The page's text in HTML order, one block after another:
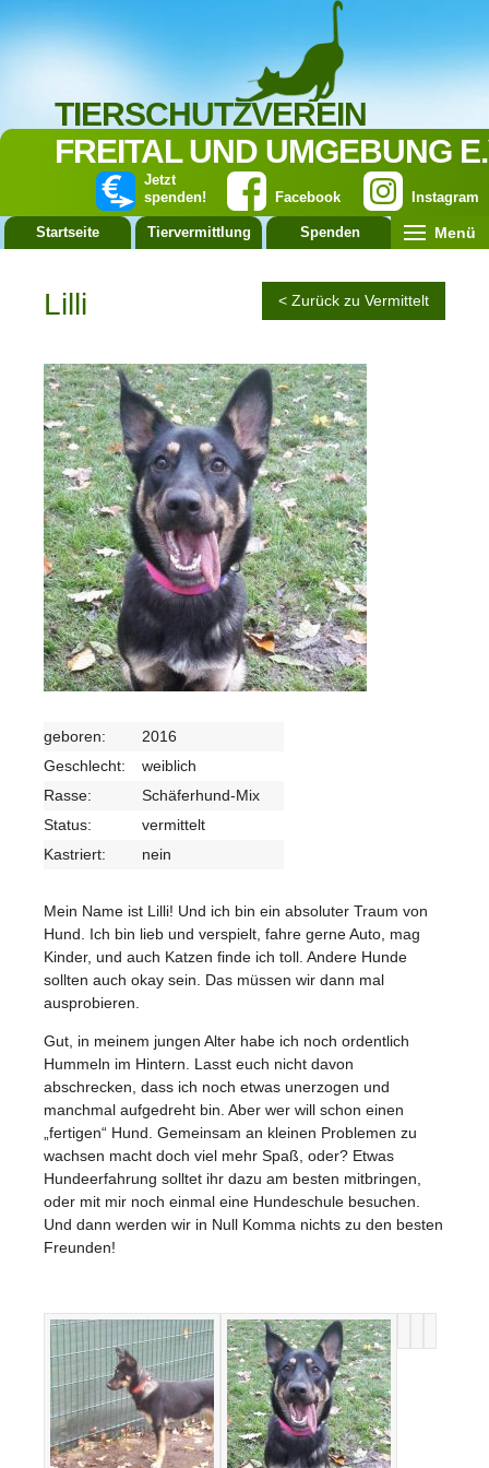
TIERSCHUTZVEREIN
FREITAL UND UMGEBUNG
Instagram
Facebook
Jetzt
spenden!
Startseite Tiervermittlung Spenden Menü
Lilli < Zurück zu Vermittelt
geboren:
2016
Geschlecht:
weiblich
Rasse:
Schäferhund-Mix
Status:
vermittelt
Kastriert:
nein
Mein Name ist Lilli! Und ich bin ein absoluter Traum von
Hund. Ich bin lieb und verspielt, fahre gerne Auto, mag
Kinder, und auch Katzen finde ich toll. Andere Hunde
sollten auch okay sein. Das müssen wir dann mal
ausprobieren.
Gut, in meinem jungen Alter habe ich noch ordentlich
Hummeln im Hintern. Lasst euch nicht davon
abschrecken, dass ich noch etwas unerzogen und
manchmal aufgedreht bin. Aber wer will schon einen
„fertigen“ Hund. Gemeinsam an kleinen Problemen zu
wachsen macht doch viel mehr Spaß, oder? Etwas
Hundeerfahrung solltet ihr dazu am besten mitbringen,
oder mit mir noch einmal eine Hundeschule besuchen.
Und dann werden wir in Null Komma nichts zu den besten
Freunden!